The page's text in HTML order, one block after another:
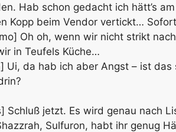
Hab schon gedacht ich hätt’s
Kopp beim Vendor vertickt…
Oh oh, wenn wir nicht strikt
in Teufels Küche…
Ui, da hab ich aber Angst – ist
Schluß jetzt. Es wird genau nach
Sulfuron, habt ihr genug